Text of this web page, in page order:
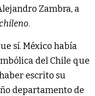
Zambra, a
.
sí. México había
del Chile que
escrito su
departamento de